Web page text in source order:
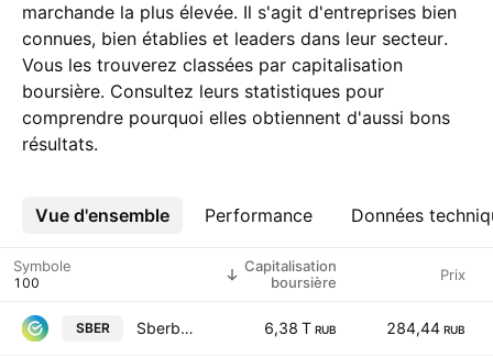
marchande la plus élevée. Il s'agit d'entreprises bien
connues, bien établies et leaders dans leur secteur.
Vous les trouverez classées par capitalisation
boursière. Consultez leurs statistiques pour
comprendre pourquoi elles obtiennent d'aussi bons
résultats.
Vue d'ensemble Performance Données
Plus
Symbole
Capitalisation
boursière
Prix
SBER Sberbank 6,38 T RUB 284,44 RUB